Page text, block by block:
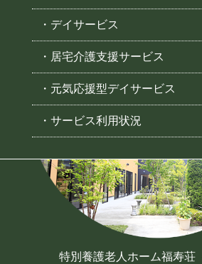
・デイサービス
・居宅介護支援サービス
・元気応援型デイサービス
・サービス利用状況
特別養護老人ホーム福寿荘